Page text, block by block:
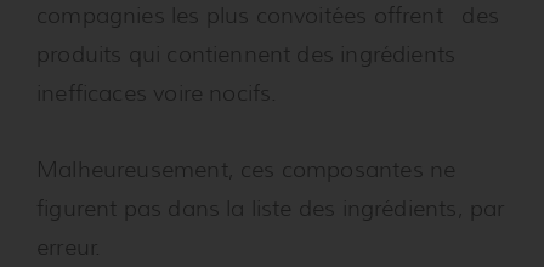
compagnies les plus convoitées offrent des
produits qui contiennent des ingrédients
inefficaces voire nocifs.
Malheureusement, ces composantes ne
figurent pas dans la liste des ingrédients, par
erreur.